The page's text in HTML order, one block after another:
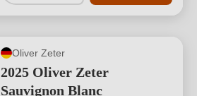
Oliver Zeter
2025 Oliver Zeter
Sauvignon Blanc